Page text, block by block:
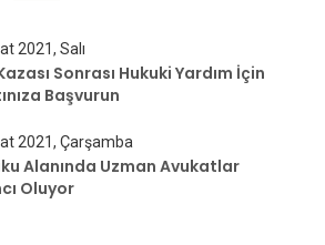
2021, Salı
Sonrası Hukuki Yardım İçin
Başvurun
2021, Çarşamba
Alanında Uzman Avukatlar
Oluyor